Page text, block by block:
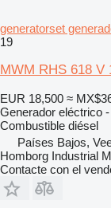
generatorset
19
MWM RHS 618 V
EUR 18,500 ≈
Generador eléctrico
Combustible diésel
Países Bajos,
Homborg Industrial
Contacte con el